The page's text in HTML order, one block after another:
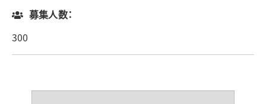
募集人数：
300